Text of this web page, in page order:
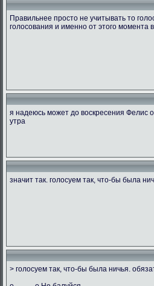
Правильнее просто не учитывать то
голосования и именно от этого момента
я надеюсь может до воскресения Фелис
утра
значит так. голосуем так, что-бы была
> голосуем так, что-бы была ничья.